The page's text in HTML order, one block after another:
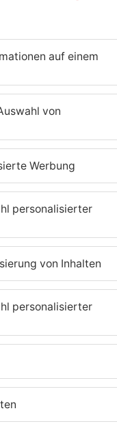
dürfen sich
gegeben.
hundert
pro Monat
mit breiter
Dazu sei die
hat mit Beginn